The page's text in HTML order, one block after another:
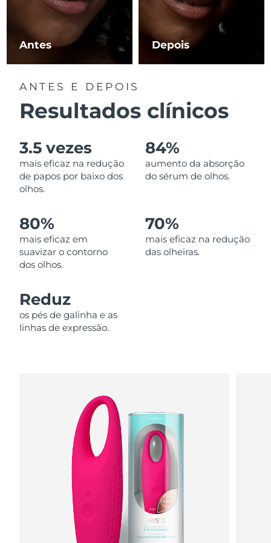
Antes Depois
ANTES E DEPOIS
Resultados clínicos
3.5 vezes
mais eficaz na redução
de papos por baixo dos
olhos.
84%
aumento da absorção
do sérum de olhos.
80%
mais eficaz em
suavizar o contorno
dos olhos.
70%
mais eficaz na redução
das olheiras.
Reduz
os pés de galinha e as
linhas de expressão.
Luxemburgo Entrega prevista
Macau, RAE da
China
Entrega prevista
Malásia
Malta Entrega prevista8/9/26
México
Mônaco Entrega prevista8/10/26
Países Baixos
Nova Zelândia Entrega prevista
Noruega Entrega prevista
Filipinas
Entrega prevista
Entrega prevista
Entrega prevista
Entrega prevista
Arábia Saudita Entrega prevista